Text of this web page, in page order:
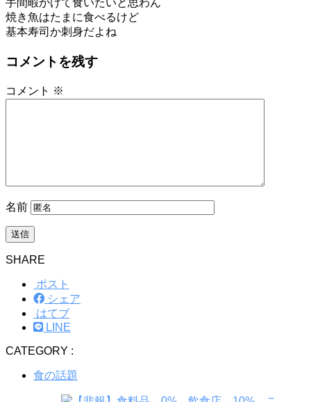
手間暇かけて食いたいと思わん
焼き魚はたまに食べるけど
基本寿司か刺身だよね
コメントを残す
コメント ※
名前
SHARE
ポスト
シェア
はてブ
LINE
CATEGORY :
食の話題